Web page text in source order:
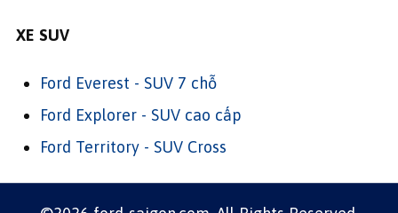
XE SUV
Ford Everest - SUV 7 chỗ
Ford Explorer - SUV cao cấp
Ford Territory - SUV Cross